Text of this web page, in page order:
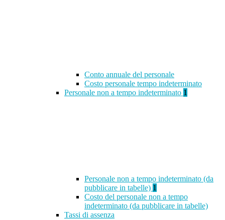
Conto annuale del personale
Costo personale tempo indeterminato
Personale non a tempo indeterminato 1
Personale non a tempo indeterminato (da
pubblicare in tabelle) 1
Costo del personale non a tempo
indeterminato (da pubblicare in tabelle)
Tassi di assenza